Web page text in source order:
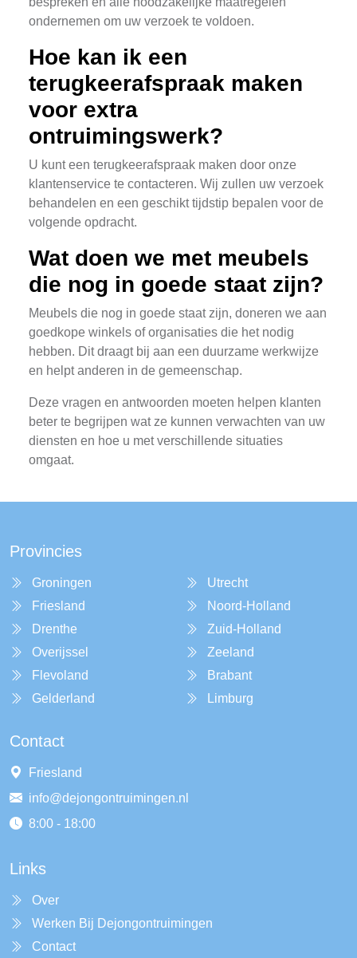
ondernemen om uw verzoek te voldoen.
Hoe kan ik een
terugkeerafspraak maken
voor extra
ontruimingswerk?
U kunt een terugkeerafspraak maken door onze
klantenservice te contacteren. Wij zullen uw verzoek
behandelen en een geschikt tijdstip bepalen voor de
volgende opdracht.
Wat doen we met meubels
die nog in goede staat zijn?
Meubels die nog in goede staat zijn, doneren we aan
goedkope winkels of organisaties die het nodig
hebben. Dit draagt bij aan een duurzame werkwijze
en helpt anderen in de gemeenschap.
Deze vragen en antwoorden moeten helpen klanten
beter te begrijpen wat ze kunnen verwachten van uw
diensten en hoe u met verschillende situaties
omgaat.
Provincies
Groningen
Friesland
Drenthe
Overijssel
Flevoland
Gelderland
Utrecht
Noord-Holland
Zuid-Holland
Zeeland
Brabant
Limburg
Contact
Friesland
info@dejongontruimingen.nl
8:00 - 18:00
Links
Over
Werken Bij Dejongontruimingen
Contact